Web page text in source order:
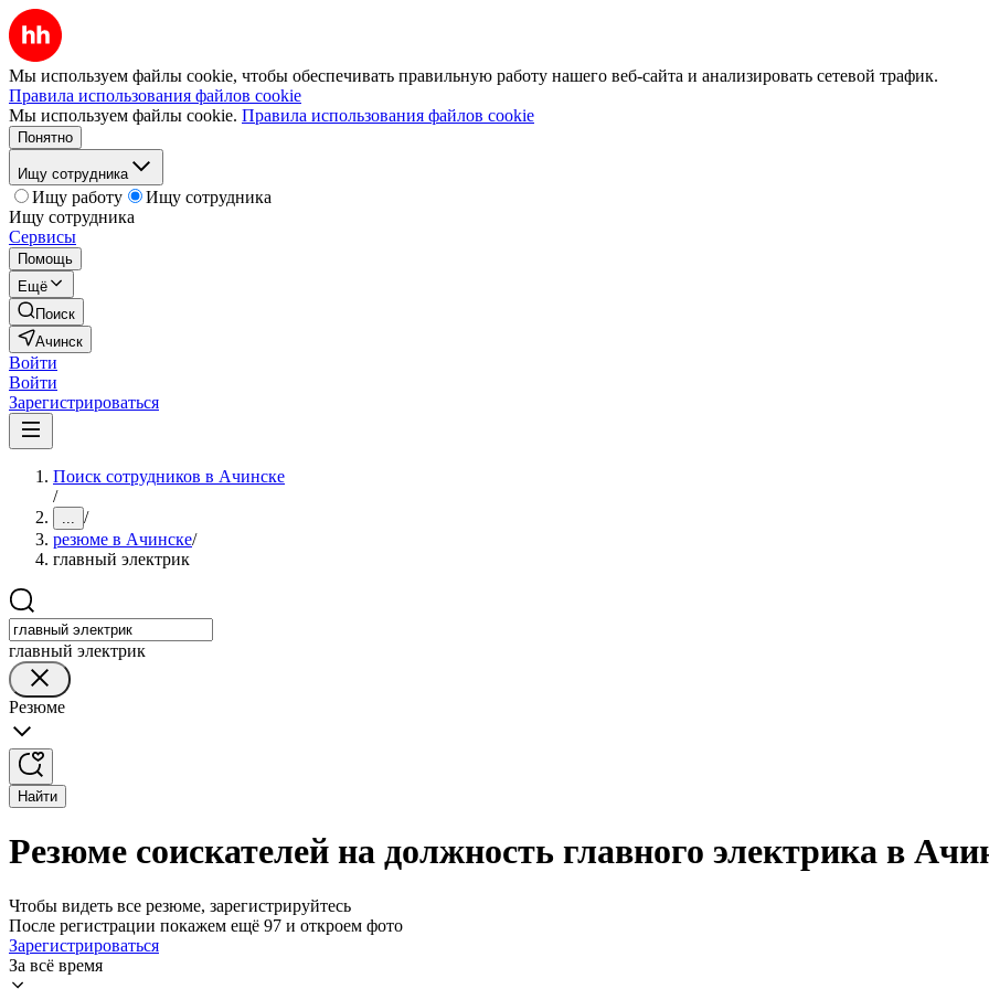
Мы используем файлы cookie, чтобы обеспечивать правильную работу нашего веб-сайта и анализировать сетевой трафик.
Правила использования файлов cookie
Мы используем файлы cookie. Правила использования файлов cookie
Понятно
Ищу сотрудника
Ищу работу
Ищу сотрудника
Ищу сотрудника
Сервисы
Помощь
Ещё
Поиск
Ачинск
Войти
Войти
Зарегистрироваться
Поиск сотрудников в Ачинске
/
... /
резюме в Ачинске/
главный электрик
главный электрик
Резюме
Найти
Резюме соискателей на должность главного электрика в
Чтобы видеть все резюме, зарегистрируйтесь
После регистрации покажем ещё 97 и откроем фото
Зарегистрироваться
За всё время